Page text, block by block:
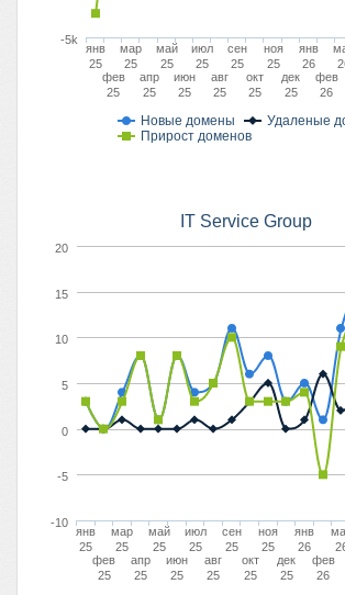
Новые домены
Удаленые
Прирост доменов
янв
25
фев
25
мар
25
апр
25
май
25
июн
25
июл
25
авг
25
сен
25
окт
25
ноя
25
дек
25
янв
26
фев
26
-5k
IT Service Group
янв
25
фев
25
мар
25
апр
25
май
25
июн
25
июл
25
авг
25
сен
25
окт
25
ноя
25
дек
25
янв
26
фев
26
-10
-5
0
5
10
15
20